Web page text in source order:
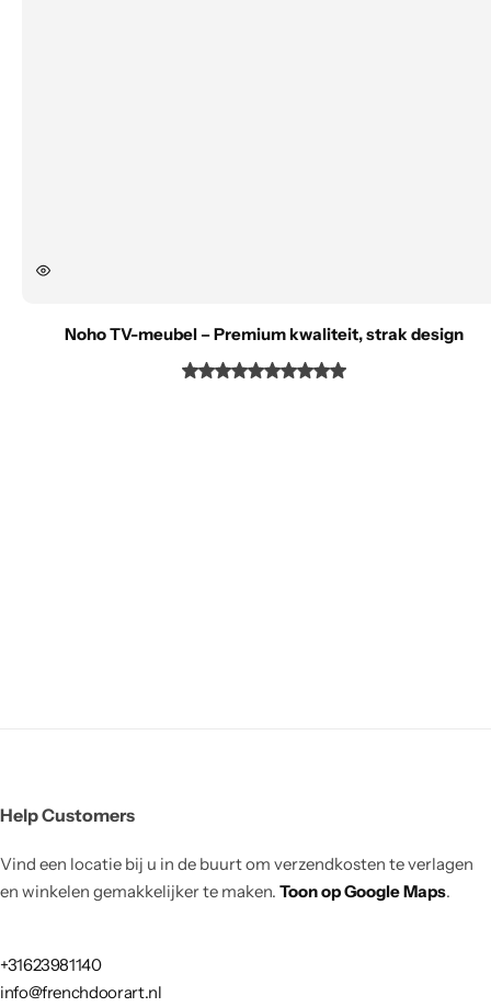
Noho TV-meubel – Premium kwaliteit, strak design
Help Customers
Vind een locatie bij u in de buurt om verzendkosten te verlagen
en winkelen gemakkelijker te maken. Toon op Google Maps.
+31623981140
info@frenchdoorart.nl